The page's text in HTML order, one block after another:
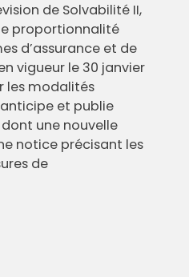
de Solvabilité II,
proportionnalité
d’assurance et de
vigueur le 30 janvier
les modalités
anticipe et publie
une nouvelle
notice précisant les
de